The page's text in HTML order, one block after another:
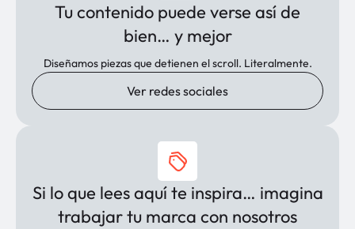
Tu contenido puede verse así de
bien… y mejor
Diseñamos piezas que detienen el scroll. Literalmente.
Ver redes sociales
Si lo que lees aquí te inspira… imagina
trabajar tu marca con nosotros